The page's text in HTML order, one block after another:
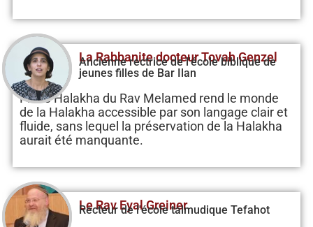
La Rabbanite docteur Tovah Genzel
Ancienne rectrice de l'école biblique de
jeunes filles de Bar Ilan
Pniné Halakha du Rav Melamed rend le monde
de la Halakha accessible par son langage clair et
fluide, sans lequel la préservation de la Halakha
aurait été manquante.
Le Rav Eyal Greiner
Recteur de l'école talmudique Tefahot